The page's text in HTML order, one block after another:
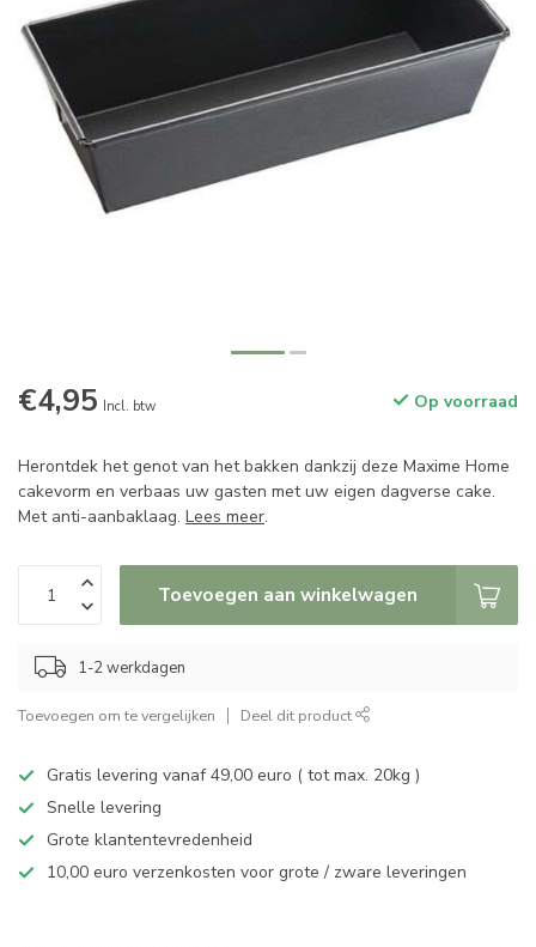
€4,95 Incl. btw Op voorraad
Herontdek het genot van het bakken dankzij deze Maxime Home
cakevorm en verbaas uw gasten met uw eigen dagverse cake.
Met anti-aanbaklaag. Lees meer.
Toevoegen aan winkelwagen
1-2 werkdagen
Toevoegen om te vergelijken Deel dit product
Gratis levering vanaf 49,00 euro ( tot max. 20kg )
Snelle levering
Grote klantentevredenheid
10,00 euro verzenkosten voor grote / zware leveringen